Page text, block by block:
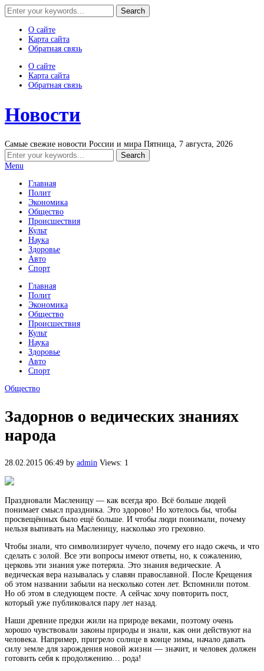
О сайте
Карта сайта
Обратная связь
О сайте
Карта сайта
Обратная связь
Новости
Самые свежие новости России и мира Пятница, 7 августа, 2026
Menu
Главная
Полит
Экономика
Общество
Происшествия
Культ
Наука
Здоровье
Авто
Спорт
Главная
Полит
Экономика
Общество
Происшествия
Культ
Наука
Здоровье
Авто
Спорт
Общество
Задорнов о ведических знаниях
народа
28.02.2015 06:49 by admin Views: 1
Праздновали Масленицу — как всегда яро. Всё больше людей
понимает смысл праздника. Это здорово! Но хотелось бы, чтобы
просвещённых было ещё больше. И чтобы люди понимали, почему
нельзя выпивать на Масленицу, насколько это греховно.
Чтобы знали, что символизирует чучело, почему его надо сжечь, и что
сделать с золой. Все эти вопросы имеют ответы, но, к сожалению,
церковь эти знания уже потеряла. Это знания ведические. А
ведическая вера называлась у славян православной. После Крещения
об этом названии забыли на несколько сотен лет. Вспомнили потом.
Но об этом в следующем посте. А сейчас хочу повторить пост,
который уже публиковался пару лет назад.
Наши древние предки жили на природе веками, поэтому очень
хорошо чувствовали законы природы и знали, как они действуют на
человека. Например, пригрело солнце в конце зимы, начало давать
силу земле для зарождения новой жизни — значит, и человек должен
готовить себя к продолжению… рода!